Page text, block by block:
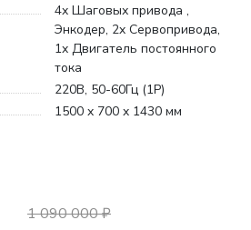
4x Шаговых привода ,
Энкодер, 2x Сервопривода,
1x Двигатель постоянного
тока
220В, 50-60Гц (1P)
1500 x 700 x 1430 мм
1 090 000₽